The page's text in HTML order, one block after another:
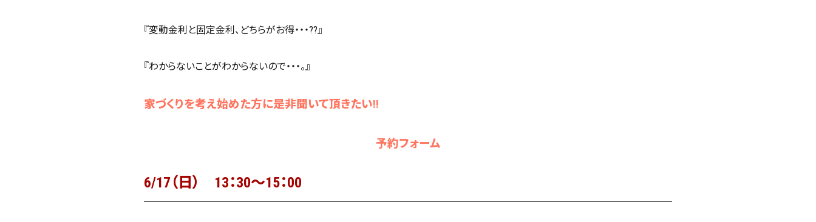
『変動金利と固定金利、どちらがお得・・・??』
『わからないことがわからないので・・・。』
家づくりを考え始めた方に是非聞いて頂きたい!!
予約フォーム
6/17（日） 13：30～15：00